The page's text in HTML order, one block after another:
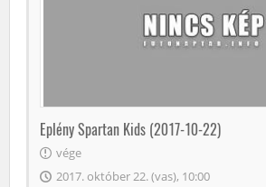
Eplény Spartan Kids (2017-10-22)
vége
2017. október 22. (vas), 10:00